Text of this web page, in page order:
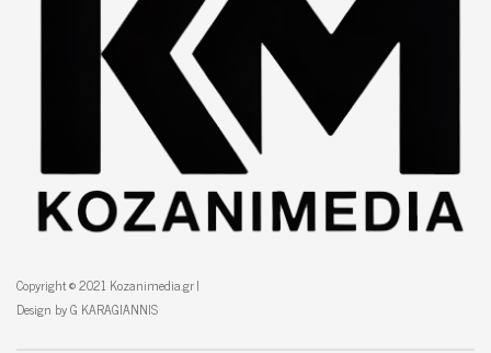
Copyright © 2021 Kozanimedia.gr |
Design by G KARAGIANNIS